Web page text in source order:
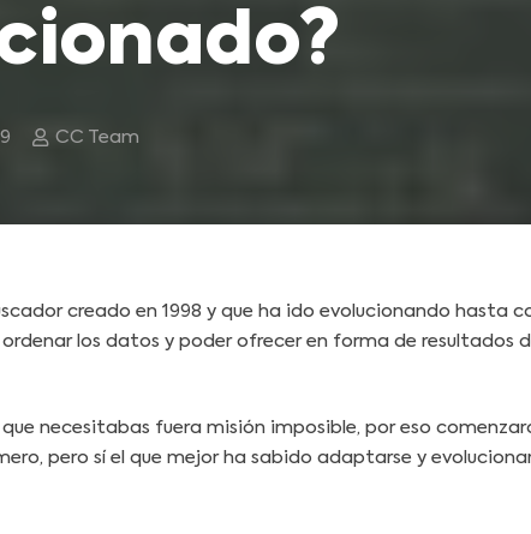
CC Team
creado en 1998 y que ha ido evolucionando hasta
los datos y poder ofrecer en forma de resultados
necesitabas fuera misión imposible, por eso
pero sí el que mejor ha sabido adaptarse y